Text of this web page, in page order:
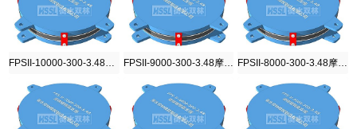
FPSII-9000-300-3.48摩擦摆隔震支座